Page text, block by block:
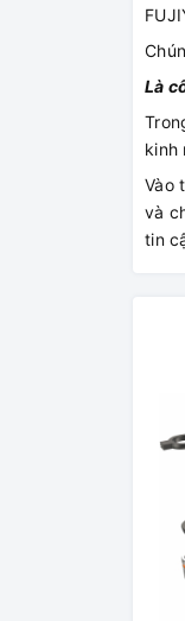
Là
kinh
Vào
và
tin